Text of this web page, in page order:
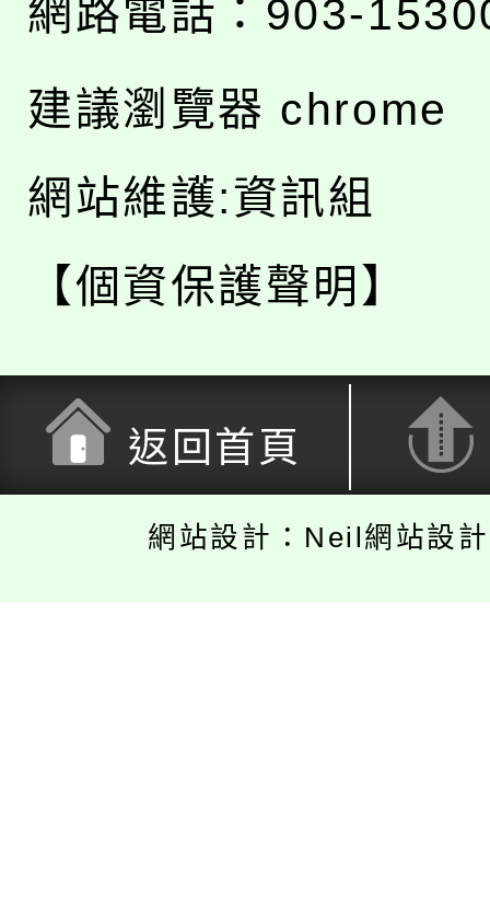
網路電話：903-
建議瀏覽器 chrome
網站維護:資訊組
【個資保護聲明】
返回首頁
網站設計：Neil網站設